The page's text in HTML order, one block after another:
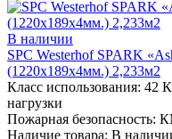
В наличии
SPC Westerhof SPARK
(1220х189х4мм.) 2,233м2
Класс использования: 42
нагрузки
Пожарная безопасность:
Наличие товара: В